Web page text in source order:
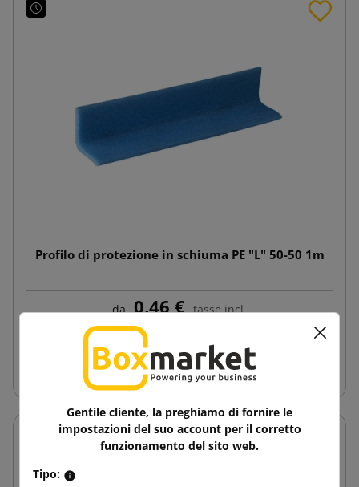
Profilo di protezione in schiuma PE "L" 50-50 1m
da 0,46 € tasse incl.
Aggiungi al carrello
Gentile cliente, la preghiamo di fornire le
impostazioni del suo account per il corretto
funzionamento del sito web.
Tipo: